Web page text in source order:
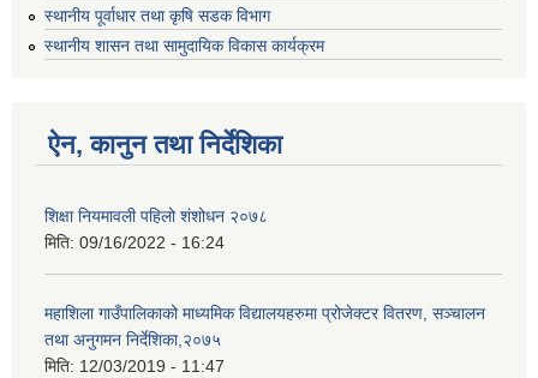
स्थानीय पूर्वाधार तथा कृषि सडक विभाग
स्थानीय शासन तथा सामुदायिक विकास कार्यक्रम
ऐन, कानुन तथा निर्देशिका
शिक्षा नियमावली पहिलो शंशोधन २०७८
मिति: 09/16/2022 - 16:24
महाशिला गाउँपालिकाको माध्यमिक विद्यालयहरुमा प्रोजेक्टर वितरण, सञ्चालन
तथा अनुगमन निर्देशिका,२०७५
मिति: 12/03/2019 - 11:47